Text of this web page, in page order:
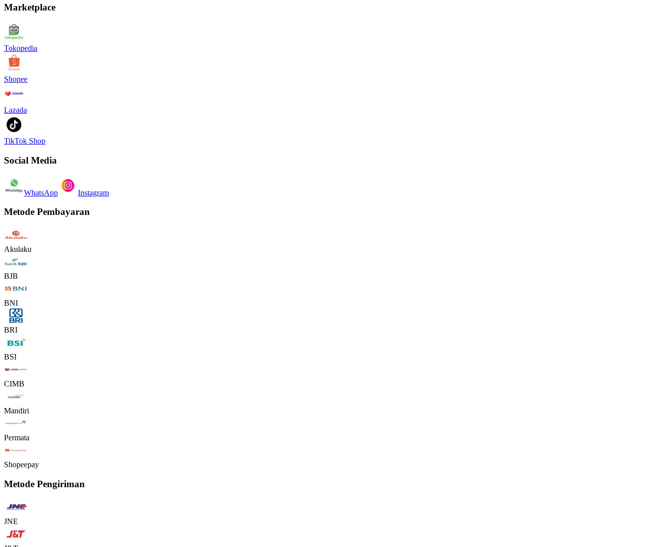
Marketplace
Tokopedia
Shopee
Lazada
TikTok Shop
Social Media
WhatsApp Instagram
Metode Pembayaran
Akulaku
BJB
BNI
BRI
BSI
CIMB
Mandiri
Permata
Shopeepay
Metode Pengiriman
JNE